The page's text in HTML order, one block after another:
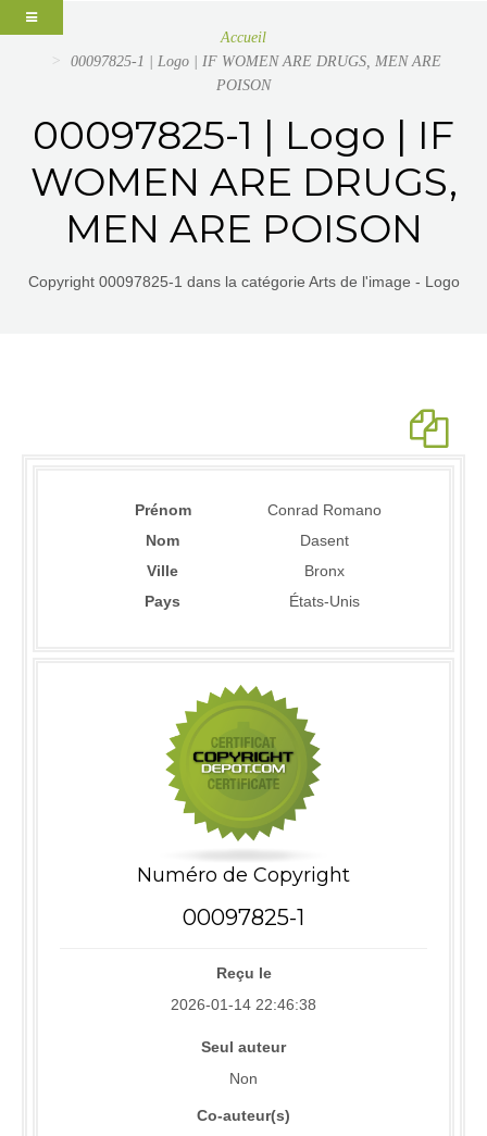
Accueil
00097825-1 | Logo | IF WOMEN ARE DRUGS, MEN ARE
POISON
00097825-1 | Logo | IF
WOMEN ARE DRUGS,
MEN ARE POISON
Copyright 00097825-1 dans la catégorie Arts de l'image - Logo
Prénom
Conrad Romano
Nom
Dasent
Ville
Bronx
Pays
États-Unis
Numéro de Copyright
00097825-1
Reçu le
2026-01-14 22:46:38
Seul auteur
Non
Co-auteur(s)